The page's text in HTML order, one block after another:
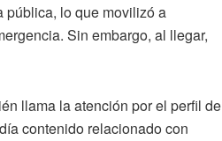
pública, lo que movilizó a
Sin embargo, al llegar,
llama la atención por el perfil de
contenido relacionado con